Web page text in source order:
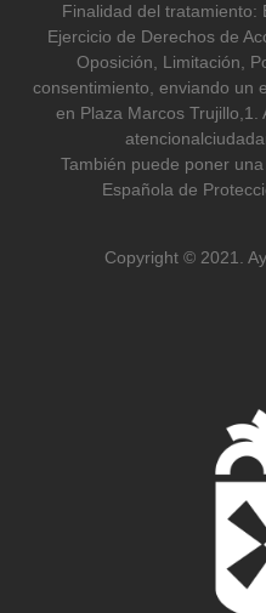
Finalidad del tratamiento:
Ejercicio de Derechos de
Oposición, Limitación,
consentimiento, enviando un
en Plaza Marcos
También puede poner
Española de
Copyright © 2021.